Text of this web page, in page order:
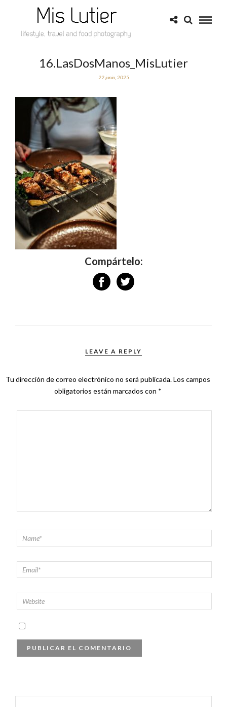
16.LasDosManos_MisLutier
22 junio, 2025
Compártelo:
LEAVE A REPLY
Tu dirección de correo electrónico no será publicada.Los campos
obligatorios están marcados con *